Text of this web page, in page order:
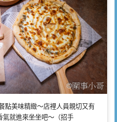
點美味精緻～店裡人員親切又有
氣就進來坐坐吧～（招手